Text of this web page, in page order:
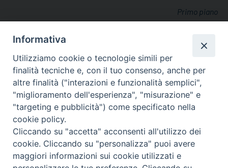
Primo piano
via Amedeo Rossi, 28 - 12100 Cuneo
segreteriagenerale@diocesicuneofossano.it
Informativa
Utilizziamo cookie o tecnologie simili per
finalità tecniche e, con il tuo consenso, anche per
altre finalità ("interazioni e funzionalità semplici",
"miglioramento dell'esperienza", "misurazione" e
"targeting e pubblicità") come specificato nella
cookie policy.
Cliccando su "accetta" acconsenti all'utilizzo dei
cookie. Cliccando su "personalizza" puoi avere
maggiori informazioni sui cookie utilizzati e